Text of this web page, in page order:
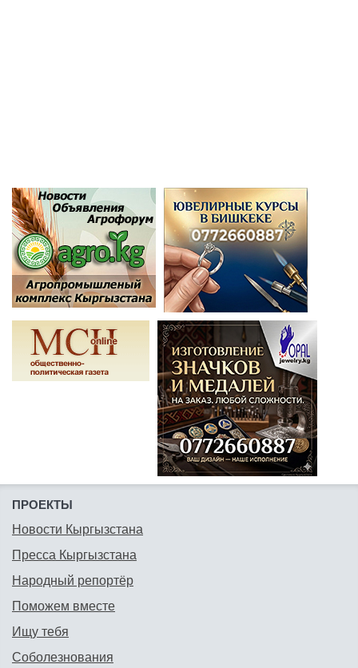
ПРОЕКТЫ
Новости Кыргызстана
Пресса Кыргызстана
Народный репортёр
Поможем вместе
Ищу тебя
Соболезнования